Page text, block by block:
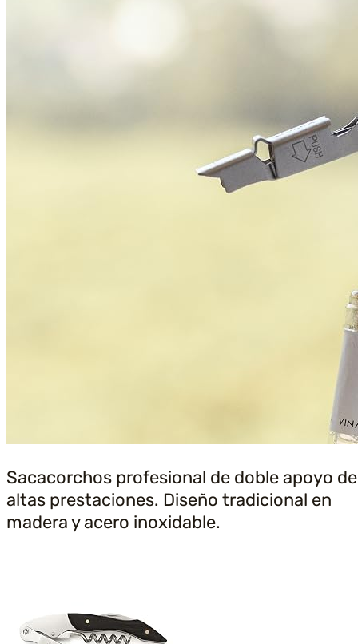
Sacacorchos profesional de doble apoyo de
altas prestaciones. Diseño tradicional en
madera y acero inoxidable.